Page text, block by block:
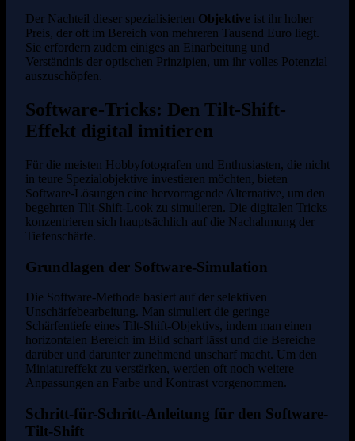
Der Nachteil dieser spezialisierten Objektive ist ihr hoher
Preis, der oft im Bereich von mehreren Tausend Euro liegt.
Sie erfordern zudem einiges an Einarbeitung und
Verständnis der optischen Prinzipien, um ihr volles Potenzial
auszuschöpfen.
Software-Tricks: Den Tilt-Shift-
Effekt digital imitieren
Für die meisten Hobbyfotografen und Enthusiasten, die nicht
in teure Spezialobjektive investieren möchten, bieten
Software-Lösungen eine hervorragende Alternative, um den
begehrten Tilt-Shift-Look zu simulieren. Die digitalen Tricks
konzentrieren sich hauptsächlich auf die Nachahmung der
Tiefenschärfe.
Grundlagen der Software-Simulation
Die Software-Methode basiert auf der selektiven
Unschärfebearbeitung. Man simuliert die geringe
Schärfentiefe eines Tilt-Shift-Objektivs, indem man einen
horizontalen Bereich im Bild scharf lässt und die Bereiche
darüber und darunter zunehmend unscharf macht. Um den
Miniatureffekt zu verstärken, werden oft noch weitere
Anpassungen an Farbe und Kontrast vorgenommen.
Schritt-für-Schritt-Anleitung für den Software-
Tilt-Shift